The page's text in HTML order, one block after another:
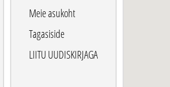
Meie asukoht
Tagasiside
LIITU UUDISKIRJAGA